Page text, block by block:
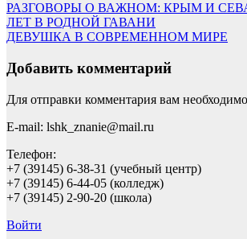
РАЗГОВОРЫ О ВАЖНОМ: КРЫМ И
ЛЕТ В РОДНОЙ ГАВАНИ
ДЕВУШКА В СОВРЕМЕННОМ МИРЕ
Добавить комментарий
Для отправки комментария вам необходимо
E-mail: lshk_znanie@mail.ru
Телефон:
+7 (39145) 6-38-31 (учебный центр)
+7 (39145) 6-44-05 (колледж)
+7 (39145) 2-90-20 (школа)
Войти